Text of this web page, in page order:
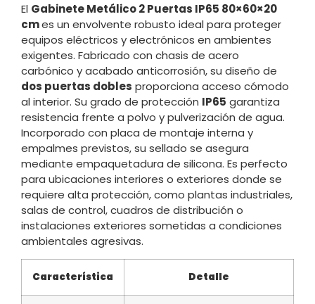
El Gabinete Metálico 2 Puertas IP65 80×60×20
cmes un envolvente robusto ideal para proteger
equipos eléctricos y electrónicos en ambientes
exigentes. Fabricado con chasis de acero
carbónico y acabado anticorrosión, su diseño de
dos puertas dobles proporciona acceso cómodo
al interior. Su grado de protección IP65 garantiza
resistencia frente a polvo y pulverización de agua.
Incorporado con placa de montaje interna y
empalmes previstos, su sellado se asegura
mediante empaquetadura de silicona. Es perfecto
para ubicaciones interiores o exteriores donde se
requiere alta protección, como plantas industriales,
salas de control, cuadros de distribución o
instalaciones exteriores sometidas a condiciones
ambientales agresivas.
Característica Detalle